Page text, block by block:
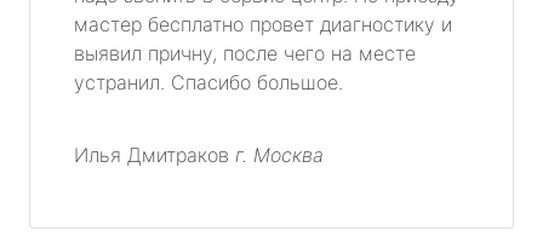
мастер бесплатно провет диагностику и
выявил причну, после чего на месте
устранил. Спасибо большое.
Илья Дмитраков г. Москва